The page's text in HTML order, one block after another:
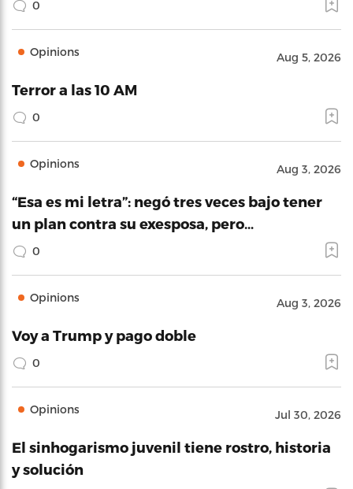
0
Opinions Aug 5, 2026
Terror a las 10 AM
0
Opinions Aug 3, 2026
“Esa es mi letra”: negó tres veces bajo tener
un plan contra su exesposa, pero…
0
Opinions Aug 3, 2026
Voy a Trump y pago doble
0
Opinions Jul 30, 2026
El sinhogarismo juvenil tiene rostro, historia
y solución